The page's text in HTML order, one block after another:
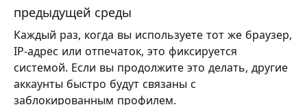
предыдущей среды
Каждый раз, когда вы используете тот же браузер,
IP-адрес или отпечаток, это фиксируется
системой. Если вы продолжите это делать, другие
аккаунты быстро будут связаны с
заблокированным профилем.